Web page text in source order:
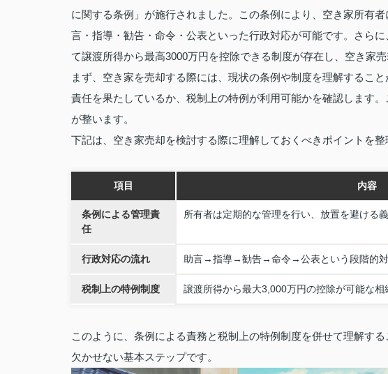
に関する条例」が施行されました。この条例により、空き家所有
言・指導・勧告・命令・公表といった行政対応が可能です。さら
て譲渡所得から最高3000万円を控除できる制度が存在し、空き家
まず、空き家を売却する際には、現状の条例や制度を理解するこ
責任を果たしているか、税制上の特例が利用可能かを確認します
が整います。
下記は、空き家売却を検討する際に理解しておくべきポイントを整
項目 内容
条例による管理責
任
所有者は定期的な管理を行い、放置を避ける
行政対応の流れ 助言→指導→勧告→命令→公表という段階的対
税制上の特例制度 譲渡所得から最大3,000万円の控除が可能な相
このように、条例による責務と税制上の特例制度を併せて理解す
欠かせない基本ステップです。